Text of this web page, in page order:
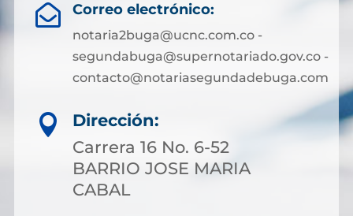
 Correo electrónico:
notaria2buga@ucnc.com.co -
segundabuga@supernotariado.gov.co -
contacto@notariasegundadebuga.com

Dirección:
Carrera 16 No. 6-52
BARRIO JOSE MARIA
CABAL